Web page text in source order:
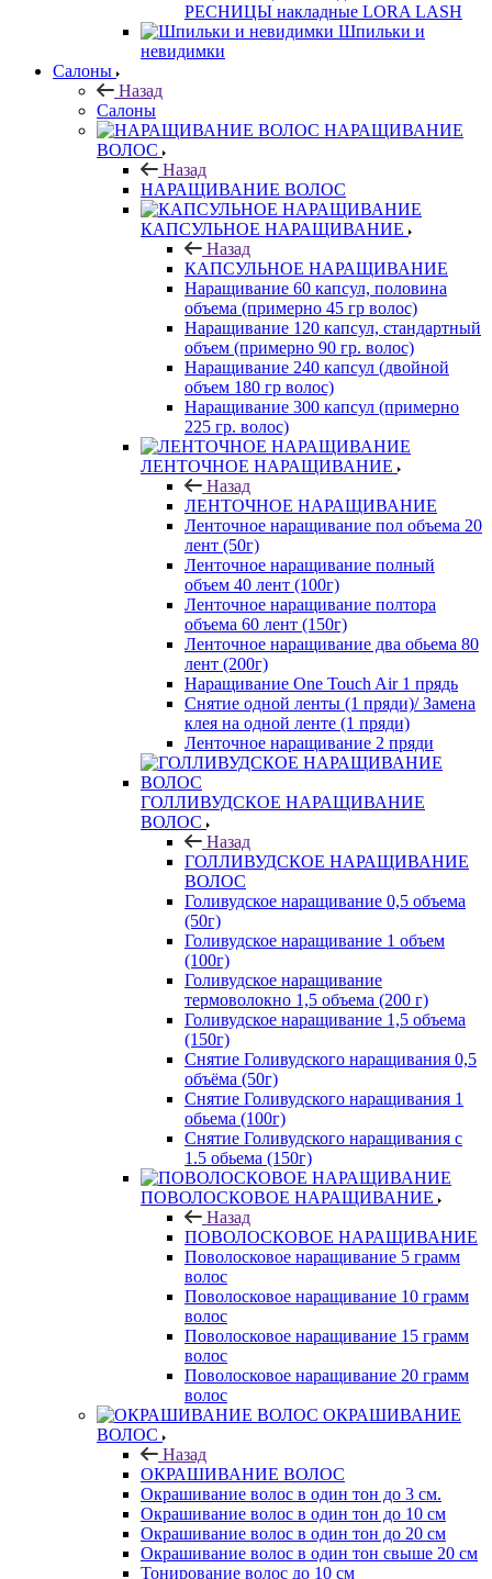
РЕСНИЦЫ накладные LORA LASH
Шпильки и
невидимки
Салоны
Назад
Салоны
НАРАЩИВАНИЕ
ВОЛОС
Назад
НАРАЩИВАНИЕ ВОЛОС
КАПСУЛЬНОЕ НАРАЩИВАНИЕ
Назад
КАПСУЛЬНОЕ НАРАЩИВАНИЕ
Наращивание 60 капсул, половина
объема (примерно 45 гр волос)
Наращивание 120 капсул, стандартный
объем (примерно 90 гр. волос)
Наращивание 240 капсул (двойной
объем 180 гр волос)
Наращивание 300 капсул (примерно
225 гр. волос)
ЛЕНТОЧНОЕ НАРАЩИВАНИЕ
Назад
ЛЕНТОЧНОЕ НАРАЩИВАНИЕ
Ленточное наращивание пол объема 20
лент (50г)
Ленточное наращивание полный
объем 40 лент (100г)
Ленточное наращивание полтора
объема 60 лент (150г)
Ленточное наращивание два обьема 80
лент (200г)
Наращивание One Touch Air 1 прядь
Снятие одной ленты (1 пряди)/ Замена
клея на одной ленте (1 пряди)
Ленточное наращивание 2 пряди
ГОЛЛИВУДСКОЕ НАРАЩИВАНИЕ
ВОЛОС
Назад
ГОЛЛИВУДСКОЕ НАРАЩИВАНИЕ
ВОЛОС
Голивудское наращивание 0,5 объема
(50г)
Голивудское наращивание 1 объем
(100г)
Голивудское наращивание
термоволокно 1,5 объема (200 г)
Голивудское наращивание 1,5 объема
(150г)
Снятие Голивудского наращивания 0,5
объёма (50г)
Снятие Голивудского наращивания 1
обьема (100г)
Снятие Голивудского наращивания с
1.5 обьема (150г)
ПОВОЛОСКОВОЕ НАРАЩИВАНИЕ
Назад
ПОВОЛОСКОВОЕ НАРАЩИВАНИЕ
Поволосковое наращивание 5 грамм
волос
Поволосковое наращивание 10 грамм
волос
Поволосковое наращивание 15 грамм
волос
Поволосковое наращивание 20 грамм
волос
ОКРАШИВАНИЕ
ВОЛОС
Назад
ОКРАШИВАНИЕ ВОЛОС
Окрашивание волос в один тон до 3 см.
Окрашивание волос в один тон до 10 см
Окрашивание волос в один тон до 20 см
Окрашивание волос в один тон свыше 20 см
Тонирование волос до 10 см